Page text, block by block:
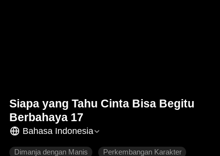
Siapa yang Tahu Cinta Bisa Begitu
Berbahaya 17
Bahasa Indonesia
Dimanja dengan Manis Perkembangan Karakter